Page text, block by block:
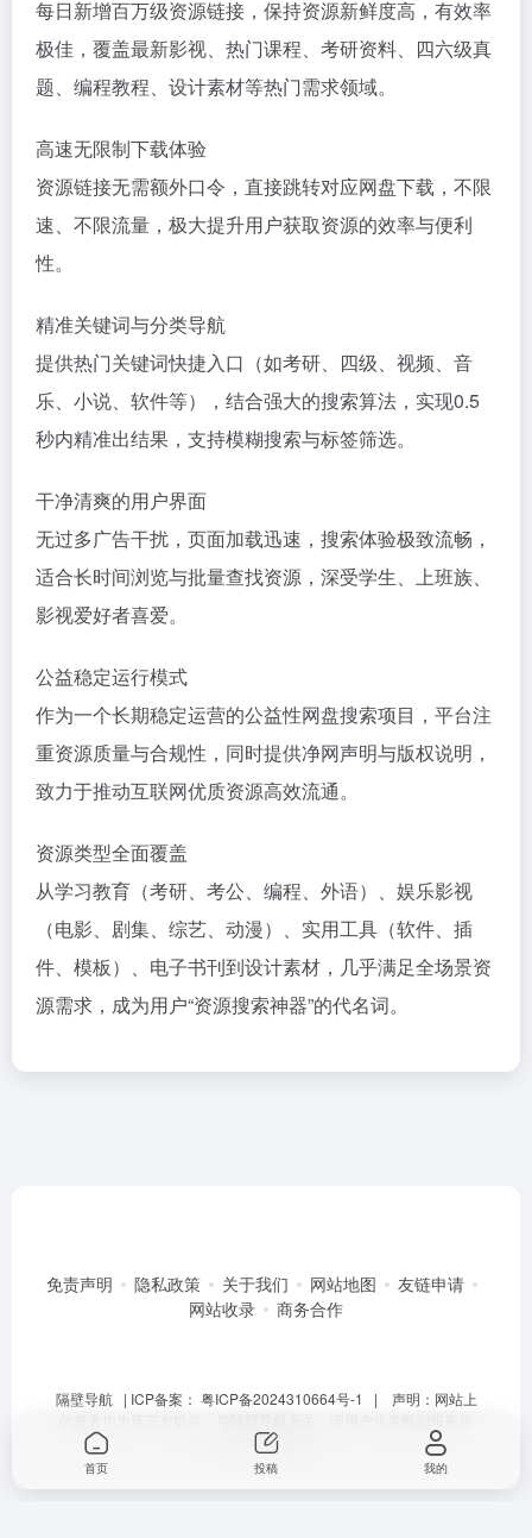
每日新增百万级资源链接，保持资源新鲜度高，有效率
极佳，覆盖最新影视、热门课程、考研资料、四六级真
题、编程教程、设计素材等热门需求领域。
高速无限制下载体验
资源链接无需额外口令，直接跳转对应网盘下载，不限
速、不限流量，极大提升用户获取资源的效率与便利
性。
精准关键词与分类导航
提供热门关键词快捷入口（如考研、四级、视频、音
乐、小说、软件等），结合强大的搜索算法，实现0.5
秒内精准出结果，支持模糊搜索与标签筛选。
干净清爽的用户界面
无过多广告干扰，页面加载迅速，搜索体验极致流畅，
适合长时间浏览与批量查找资源，深受学生、上班族、
影视爱好者喜爱。
公益稳定运行模式
作为一个长期稳定运营的公益性网盘搜索项目，平台注
重资源质量与合规性，同时提供净网声明与版权说明，
致力于推动互联网优质资源高效流通。
资源类型全面覆盖
从学习教育（考研、考公、编程、外语）、娱乐影视
（电影、剧集、综艺、动漫）、实用工具（软件、插
件、模板）、电子书刊到设计素材，几乎满足全场景资
源需求，成为用户“资源搜索神器”的代名词。
免责声明 隐私政策 关于我们 网站地图
友链申请
网站收录
商务合作
隔壁导航| ICP备案： 粤ICP备2024310664号-1 | 声明：网站上
量，避免上当受骗。
首页 投稿 我的